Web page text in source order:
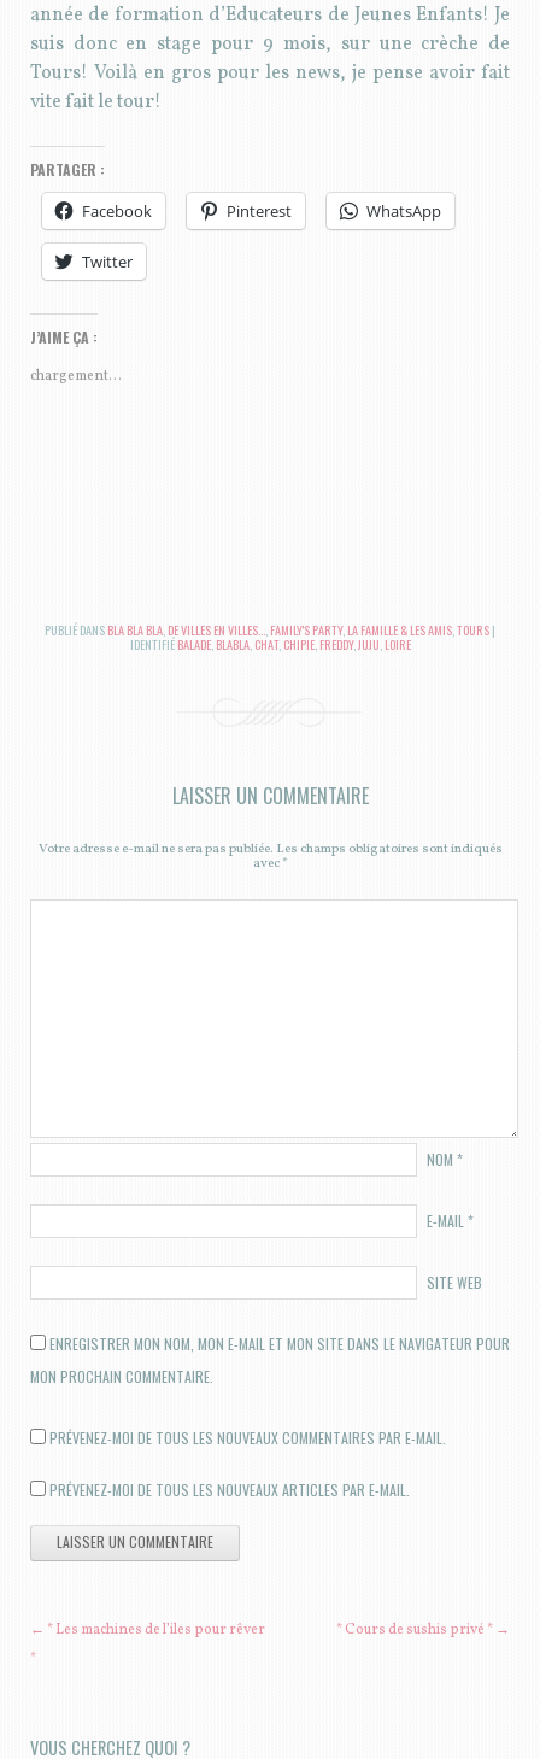
année de formation d’Educateurs de Jeunes Enfants! Je
suis donc en stage pour 9 mois, sur une crèche de
Tours! Voilà en gros pour les news, je pense avoir fait
vite fait le tour!
PARTAGER :
Facebook Pinterest WhatsApp
Twitter
J’AIME ÇA :
chargement…
PUBLIÉ DANS BLA BLA BLA, DE VILLES EN VILLES..., FAMILY'S PARTY, LA FAMILLE & LES AMIS,TOURS |
IDENTIFIÉ BALADE, BLABLA, CHAT, CHIPIE, FREDDY,JUJU, LOIRE
LAISSER UN COMMENTAIRE
Votre adresse e-mail ne sera pas publiée. Les champs obligatoires sont indiqués
avec*
NOM *
E-MAIL *
SITE WEB
ENREGISTRER MON NOM, MON E-MAIL ET MON SITE DANS LE NAVIGATEUR POUR
MON PROCHAIN COMMENTAIRE.
PRÉVENEZ-MOI DE TOUS LES NOUVEAUX COMMENTAIRES PAR E-MAIL.
PRÉVENEZ-MOI DE TOUS LES NOUVEAUX ARTICLES PAR E-MAIL.
NAVIGATION DES ARTICLES
← * Les machines de l’iles pour rêver
*
* Cours de sushis privé * →
VOUS CHERCHEZ QUOI ?